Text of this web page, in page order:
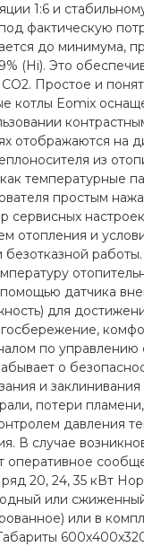
1:6 и
фактическую
до минимума,
(Hi). Это
Простое и
котлы Eomix
отображаются на
из
температурные
простым
отопления и
датчика
для
по управлению
о
и
потери
давления
В случае
оперативное
20, 24, 35 кВт
или
или в